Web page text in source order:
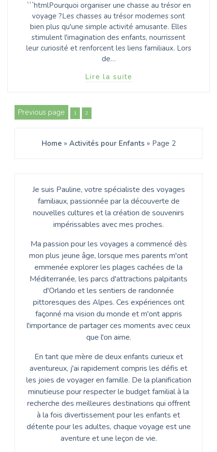
```htmlPourquoi organiser une chasse au trésor en
voyage ?Les chasses au trésor modernes sont
bien plus qu'une simple activité amusante. Elles
stimulent l'imagination des enfants, nourrissent
leur curiosité et renforcent les liens familiaux. Lors
de…
Lire la suite
Pagination
publications
Previous page Page
1 Page
2
Home » Activités pour Enfants » Page 2
Je suis Pauline, votre spécialiste des voyages
familiaux, passionnée par la découverte de
nouvelles cultures et la création de souvenirs
impérissables avec mes proches.
Ma passion pour les voyages a commencé dès
mon plus jeune âge, lorsque mes parents m'ont
emmenée explorer les plages cachées de la
Méditerranée, les parcs d'attractions palpitants
d'Orlando et les sentiers de randonnée
pittoresques des Alpes. Ces expériences ont
façonné ma vision du monde et m'ont appris
l'importance de partager ces moments avec ceux
que l'on aime.
En tant que mère de deux enfants curieux et
aventureux, j'ai rapidement compris les défis et
les joies de voyager en famille. De la planification
minutieuse pour respecter le budget familial à la
recherche des meilleures destinations qui offrent
à la fois divertissement pour les enfants et
détente pour les adultes, chaque voyage est une
aventure et une leçon de vie.